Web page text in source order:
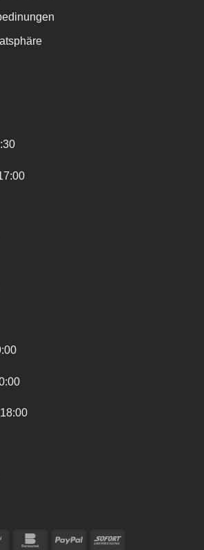
Cash
BankomatPayPal Sofort